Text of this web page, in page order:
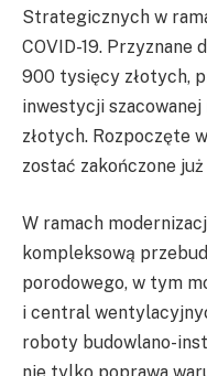
Strategicznych w
COVID-19. Przyznane
900 tysięcy złotych,
inwestycji
złotych. Rozpoczęte
zostać zakończone
W ramach
kompleksową
porodowego, w tym
i central
roboty budowlano-